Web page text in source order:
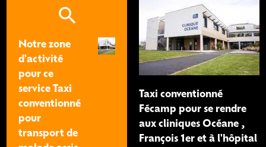
Notre zone
d'activité
pour ce
service Taxi
conventionné
pour
transport de
Taxi conventionné
Fécamp pour se rendre
aux cliniques Océane ,
François 1er et à l'hôpital